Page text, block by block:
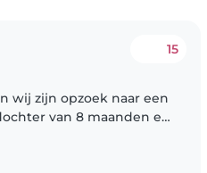
15
wij zijn opzoek naar een
8 maanden en